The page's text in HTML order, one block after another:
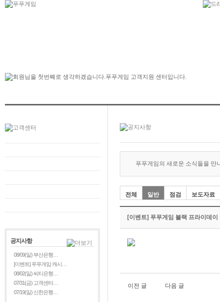
공지사항
08/09(일) 부산은행…
[이벤트] 푸푸게임 캐시…
08/02(일) 씨티은행…
07/31(금) 고객센터…
07/19(일) 신한은행…
푸푸게임의 새로운 소식들을 만
전체 일반 점검 보도자료
[이벤트] 푸푸게임 블랙 프라이데
이전 글 다음 글